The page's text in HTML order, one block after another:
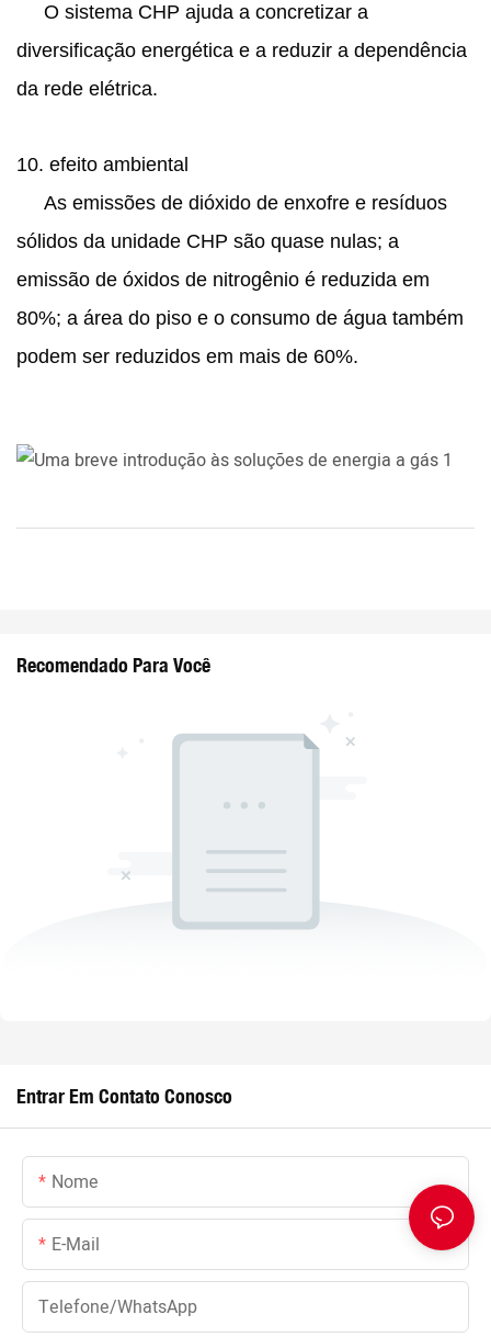
O sistema CHP ajuda a concretizar a
diversificação energética e a reduzir a dependência
da rede elétrica.
10. efeito ambiental
As emissões de dióxido de enxofre e resíduos
sólidos da unidade CHP são quase nulas; a
emissão de óxidos de nitrogênio é reduzida em
80%; a área do piso e o consumo de água também
podem ser reduzidos em mais de 60%.
Recomendado Para Você
Entrar Em Contato Conosco
Nome
E-Mail
Telefone/WhatsApp